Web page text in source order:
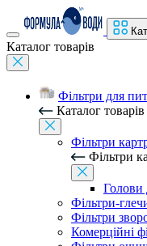
Каталог товарів
Фільтри для
Каталог товарів
Фільтри
Фільтри
Голови
Фільтри-
Фільтри
Комерційні